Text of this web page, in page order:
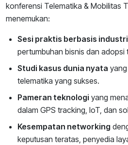
konferensi Telematika & Mobilitas
menemukan:
Sesi praktis berbasis industri
pertumbuhan bisnis dan adopsi
Studi kasus dunia nyata
telematika yang sukses.
Pameran teknologi yang
dalam GPS tracking, IoT, dan
Kesempatan networking
keputusan teratas, penyedia